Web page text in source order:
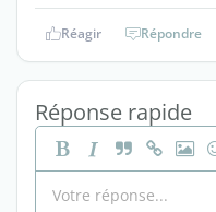
Réagir Répondre
Réponse rapide